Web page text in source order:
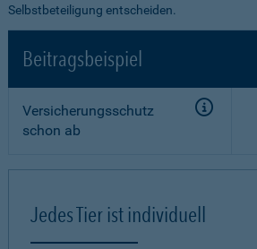
Selbstbeteiligung entscheiden.
Beitragsbeispiel
Versicherungsschutz
schon ab
Jedes Tier ist individuell